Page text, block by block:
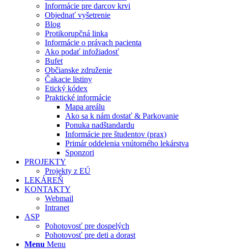
Informácie pre darcov krvi
Objednať vyšetrenie
Blog
Protikorupčná linka
Informácie o právach pacienta
Ako podať infožiadosť
Bufet
Občianske združenie
Čakacie listiny
Etický kódex
Praktické informácie
Mapa areálu
Ako sa k nám dostať & Parkovanie
Ponuka nadštandardu
Informácie pre študentov (prax)
Primár oddelenia vnútorného lekárstva
Sponzori
PROJEKTY
Projekty z EÚ
LEKÁREŇ
KONTAKTY
Webmail
Intranet
ASP
Pohotovosť pre dospelých
Pohotovosť pre deti a dorast
Menu Menu